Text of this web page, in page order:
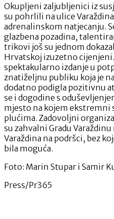
Okupljeni zaljubljenici iz
su pohrlili na ulice
adrenalinskom natjecanju.
glazbena pozadina,
trikovi još su jednom
Hrvatskoj izuzetno
spektakularno izdanje u
znatiželjnu publiku koja je
dodatno podigla pozitivnu
se i dogodine s
mjesto na kojem ekstremni
plućima. Zadovoljni
su zahvalni Gradu
Varaždina na podršci, bez
bila moguća.
Foto: Marin Stupar i Samir
Press/Pr365